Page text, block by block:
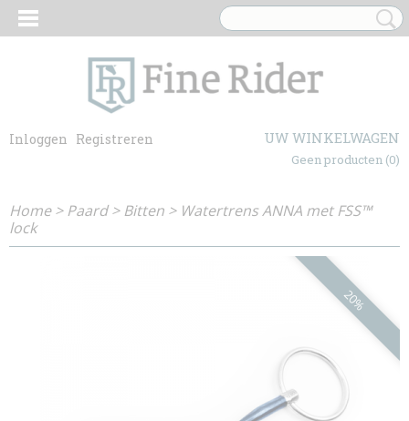
Inloggen Registreren UW WINKELWAGEN
Geen producten (0)
Home>Paard>Bitten > Watertrens ANNA met FSS™
lock
20%